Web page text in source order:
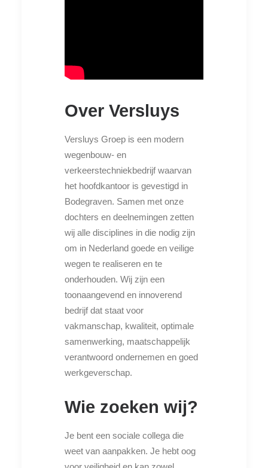
Over Versluys
Versluys Groep is een modern
wegenbouw- en
verkeerstechniekbedrijf waarvan
het hoofdkantoor is gevestigd in
Bodegraven. Samen met onze
dochters en deelnemingen zetten
wij alle disciplines in die nodig zijn
om in Nederland goede en veilige
wegen te realiseren en te
onderhouden. Wij zijn een
toonaangevend en innoverend
bedrijf dat staat voor
vakmanschap, kwaliteit, optimale
samenwerking, maatschappelijk
verantwoord ondernemen en goed
werkgeverschap.
Wie zoeken wij?
Je bent een sociale collega die
weet van aanpakken. Je hebt oog